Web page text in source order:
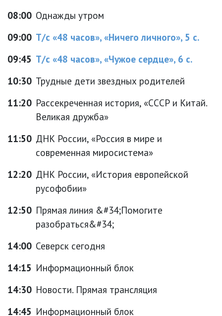
08:00 Однажды утром
09:00 Т/с «48 часов», «Ничего личного», 5 с.
09:45 Т/с «48 часов», «Чужое сердце», 6 с.
10:30 Трудные дети звездных родителей
11:20 Рассекреченная история, «СССР и Китай.
Великая дружба»
11:50 ДНК России, «Россия в мире и
современная миросистема»
12:20 ДНК России, «История европейской
русофобии»
12:50 Прямая линия &#34;Помогите
разобраться&#34;
14:00 Северск сегодня
14:15 Информационный блок
14:30 Новости. Прямая трансляция
14:45 Информационный блок